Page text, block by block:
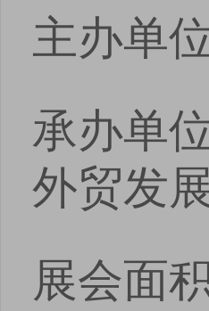
主办单
承办单
外贸发
展会面